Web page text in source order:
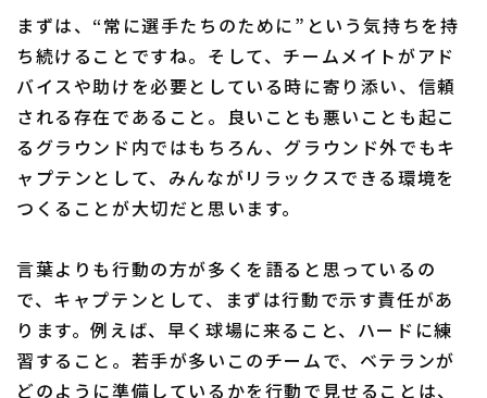
まずは、“常に選手たちのために”という気持ちを持
ち続けることですね。そして、チームメイトがアド
バイスや助けを必要としている時に寄り添い、信頼
される存在であること。良いことも悪いことも起こ
るグラウンド内ではもちろん、グラウンド外でもキ
ャプテンとして、みんながリラックスできる環境を
つくることが大切だと思います。
言葉よりも行動の方が多くを語ると思っているの
で、キャプテンとして、まずは行動で示す責任があ
ります。例えば、早く球場に来ること、ハードに練
習すること。若手が多いこのチームで、ベテランが
どのように準備しているかを行動で見せることは、